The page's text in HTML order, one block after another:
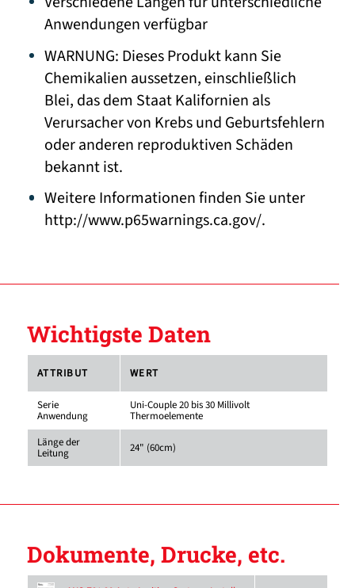
Anwendungen verfügbar
WARNUNG: Dieses Produkt kann Sie
Chemikalien aussetzen, einschließlich
Blei, das dem Staat Kalifornien als
Verursacher von Krebs und Geburtsfehlern
oder anderen reproduktiven Schäden
bekannt ist.
Weitere Informationen finden Sie unter
http://www.p65warnings.ca.gov/.
Wichtigste Daten
ATTRIBUT WERT
Serie
Anwendung
Uni-Couple 20 bis 30 Millivolt
Thermoelemente
Länge der
Leitung 24" (60cm)
Dokumente, Drucke, etc.